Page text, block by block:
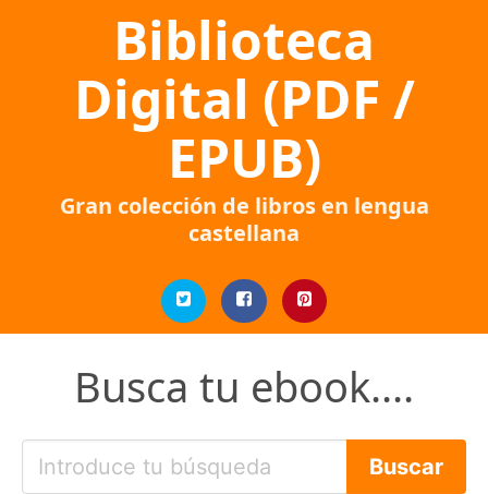
Biblioteca
Digital (PDF /
EPUB)
Gran colección de libros en lengua
castellana
Busca tu ebook....